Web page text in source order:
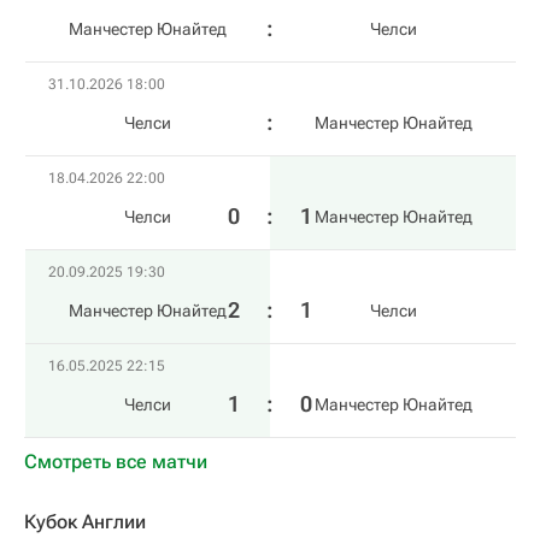
Манчестер Юнайтед Челси
31.10.2026 18:00
Челси Манчестер Юнайтед
18.04.2026 22:00
Челси 0 : 1 Манчестер Юнайтед
20.09.2025 19:30
Манчестер Юнайтед2 : 1 Челси
16.05.2025 22:15
Челси 1 : 0Манчестер Юнайтед
Смотреть все матчи
Кубок Англии